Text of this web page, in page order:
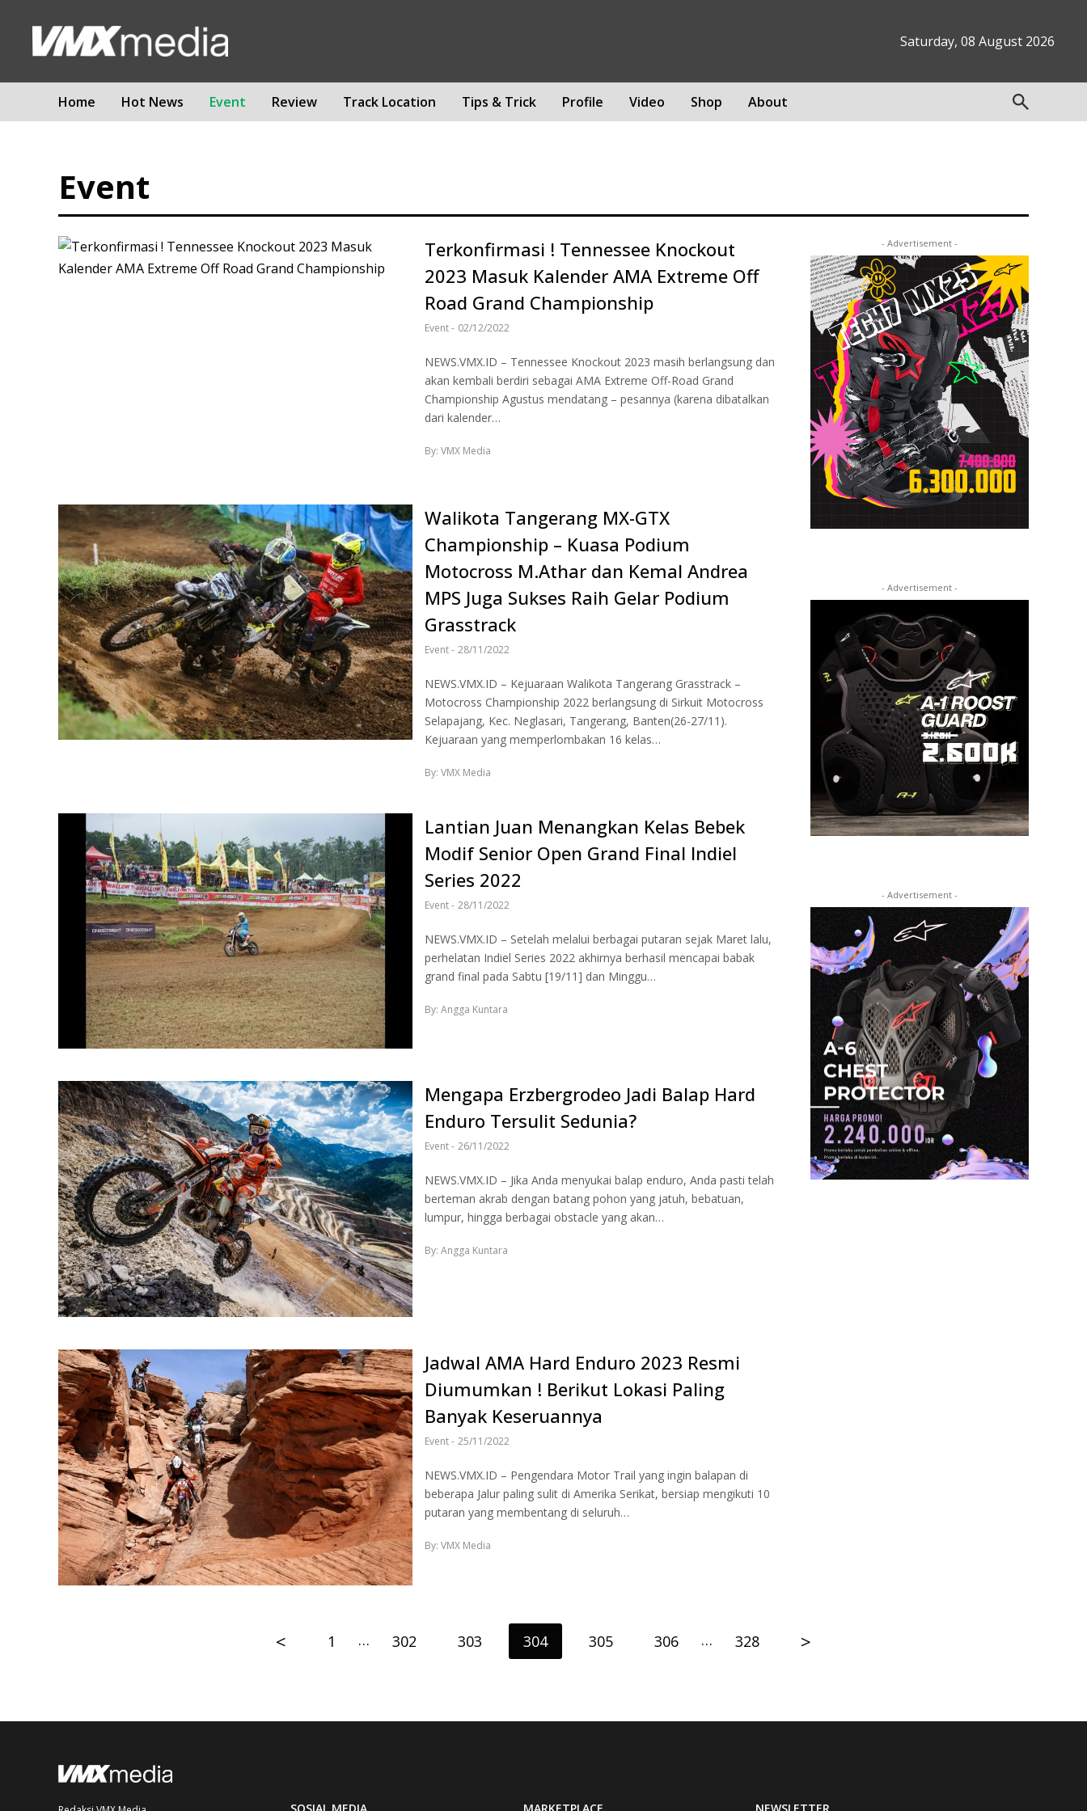
Saturday, 08 August 2026
Home Hot News Event Review Track Location Tips & Trick Profile Video Shop About
Event
Terkonfirmasi ! Tennessee Knockout
2023 Masuk Kalender AMA Extreme Off
Road Grand Championship
Event- 02/12/2022
NEWS.VMX.ID – Tennessee Knockout 2023 masih berlangsung dan
akan kembali berdiri sebagai AMA Extreme Off-Road Grand
Championship Agustus mendatang – pesannya (karena dibatalkan
dari kalender…
By: VMX Media
Walikota Tangerang MX-GTX
Championship – Kuasa Podium
Motocross M.Athar dan Kemal Andrea
MPS Juga Sukses Raih Gelar Podium
Grasstrack
Event- 28/11/2022
NEWS.VMX.ID – Kejuaraan Walikota Tangerang Grasstrack –
Motocross Championship 2022 berlangsung di Sirkuit Motocross
Selapajang, Kec. Neglasari, Tangerang, Banten(26-27/11).
Kejuaraan yang memperlombakan 16 kelas…
By: VMX Media
Lantian Juan Menangkan Kelas Bebek
Modif Senior Open Grand Final Indiel
Series 2022
Event- 28/11/2022
NEWS.VMX.ID – Setelah melalui berbagai putaran sejak Maret lalu,
perhelatan Indiel Series 2022 akhirnya berhasil mencapai babak
grand final pada Sabtu [19/11] dan Minggu…
By: Angga Kuntara
Mengapa Erzbergrodeo Jadi Balap Hard
Enduro Tersulit Sedunia?
Event- 26/11/2022
NEWS.VMX.ID – Jika Anda menyukai balap enduro, Anda pasti telah
berteman akrab dengan batang pohon yang jatuh, bebatuan,
lumpur, hingga berbagai obstacle yang akan…
By: Angga Kuntara
Jadwal AMA Hard Enduro 2023 Resmi
Diumumkan ! Berikut Lokasi Paling
Banyak Keseruannya
Event- 25/11/2022
NEWS.VMX.ID – Pengendara Motor Trail yang ingin balapan di
beberapa Jalur paling sulit di Amerika Serikat, bersiap mengikuti 10
putaran yang membentang di seluruh…
By: VMX Media
- Advertisement -
- Advertisement -
- Advertisement -
< 1 … 302 303 304 305 306 … 328 >
SOSIAL MEDIA MARKETPLACE NEWSLETTER